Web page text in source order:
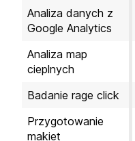
Analiza danych z
Google Analytics
Analiza map
cieplnych
Badanie rage click
Przygotowanie
makiet